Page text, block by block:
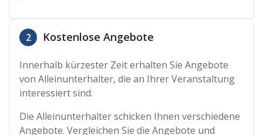
2 Kostenlose Angebote
Innerhalb kürzester Zeit erhalten Sie Angebote
von Alleinunterhalter, die an Ihrer Veranstaltung
interessiert sind.
Die Alleinunterhalter schicken Ihnen verschiedene
Angebote. Vergleichen Sie die Angebote und